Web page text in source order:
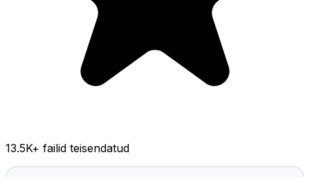
13.5K+ failid teisendatud